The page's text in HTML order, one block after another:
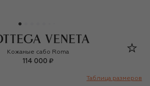
Bottega Veneta
Кожаные сабо Roma
114 000 ₽
Таблица размеров